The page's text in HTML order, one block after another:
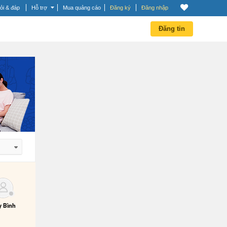
& đáp Hỗ trợ Mua quảng cáo Đăng ký Đăng nhập
Đăng tin
Bình